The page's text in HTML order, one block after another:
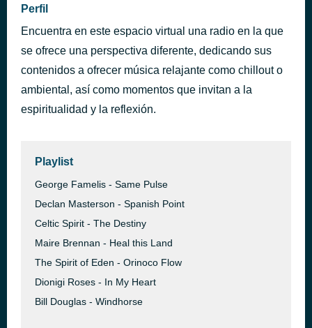
Perfil
Encuentra en este espacio virtual una radio en la que
se ofrece una perspectiva diferente, dedicando sus
contenidos a ofrecer música relajante como chillout o
ambiental, así como momentos que invitan a la
espiritualidad y la reflexión.
Playlist
George Famelis - Same Pulse
Declan Masterson - Spanish Point
Celtic Spirit - The Destiny
Maire Brennan - Heal this Land
The Spirit of Eden - Orinoco Flow
Dionigi Roses - In My Heart
Bill Douglas - Windhorse